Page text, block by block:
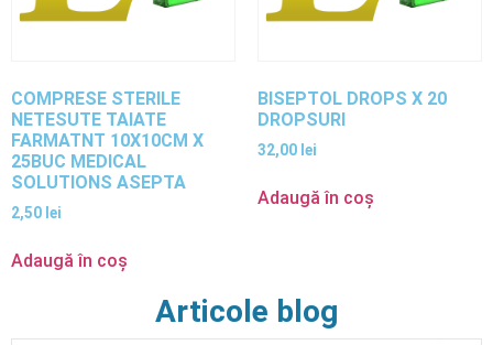
COMPRESE STERILE
NETESUTE TAIATE
FARMATNT 10X10CM X
25BUC MEDICAL
SOLUTIONS ASEPTA
2,50 lei
Adaugă în coș
BISEPTOL DROPS X 20
DROPSURI
32,00 lei
Adaugă în coș
Articole blog